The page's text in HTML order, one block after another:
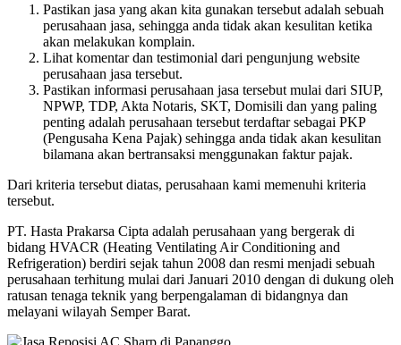
Pastikan jasa yang akan kita gunakan tersebut adalah sebuah
perusahaan jasa, sehingga anda tidak akan kesulitan ketika
akan melakukan komplain.
Lihat komentar dan testimonial dari pengunjung website
perusahaan jasa tersebut.
Pastikan informasi perusahaan jasa tersebut mulai dari SIUP,
NPWP, TDP, Akta Notaris, SKT, Domisili dan yang paling
penting adalah perusahaan tersebut terdaftar sebagai PKP
(Pengusaha Kena Pajak) sehingga anda tidak akan kesulitan
bilamana akan bertransaksi menggunakan faktur pajak.
Dari kriteria tersebut diatas, perusahaan kami memenuhi kriteria
tersebut.
PT. Hasta Prakarsa Cipta adalah perusahaan yang bergerak di
bidang HVACR (Heating Ventilating Air Conditioning and
Refrigeration) berdiri sejak tahun 2008 dan resmi menjadi sebuah
perusahaan terhitung mulai dari Januari 2010 dengan di dukung oleh
ratusan tenaga teknik yang berpengalaman di bidangnya dan
melayani wilayah Semper Barat.